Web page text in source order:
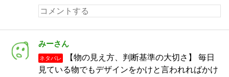
みーさん
ネタバレ
【物の見え方、判断基準の大切さ】 毎日
見ている物でもデザインをかけと言われればかけ